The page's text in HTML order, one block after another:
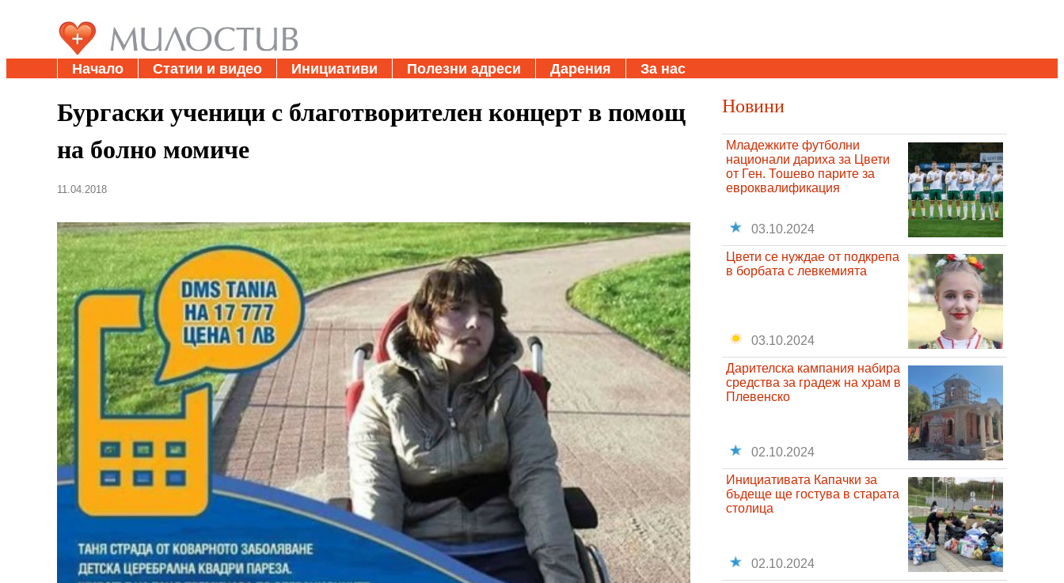
Начало Статии и видео Инициативи Полезни адреси Дарения За нас
Бургаски ученици с благотворителен концерт в помощ
на болно момиче
11.04.2018
Новини
Младежките футболни
национали дариха за Цвети
от Ген. Тошево парите за
евроквалификация
03.10.2024
Цвети се нуждае от подкрепа
в борбата с левкемията
03.10.2024
Дарителска кампания набира
средства за градеж на храм в
Плевенско
02.10.2024
Инициативата Капачки за
бъдеще ще гостува в старата
столица
02.10.2024